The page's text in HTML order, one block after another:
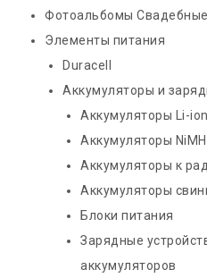
Фотоальбомы Свадебные
Элементы питания
Duracell
Аккумуляторы и
Аккумуляторы Li-
Аккумуляторы NiMH
Аккумуляторы к
Аккумуляторы
Блоки питания
Зарядные
аккумуляторов